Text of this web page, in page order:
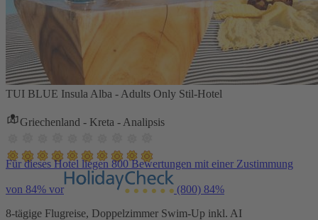
TUI BLUE Insula Alba - Adults Only Stil-Hotel
Griechenland - Kreta - Analipsis
Für dieses Hotel liegen 800 Bewertungen mit einer Zustimmung
von 84% vor (800) 84%
8-tägige Flugreise, Doppelzimmer Swim-Up inkl. AI